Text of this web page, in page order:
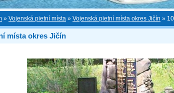
» Vojenská pietní místa » Vojenská pietní místa okres Jičín »
místa okres Jičín